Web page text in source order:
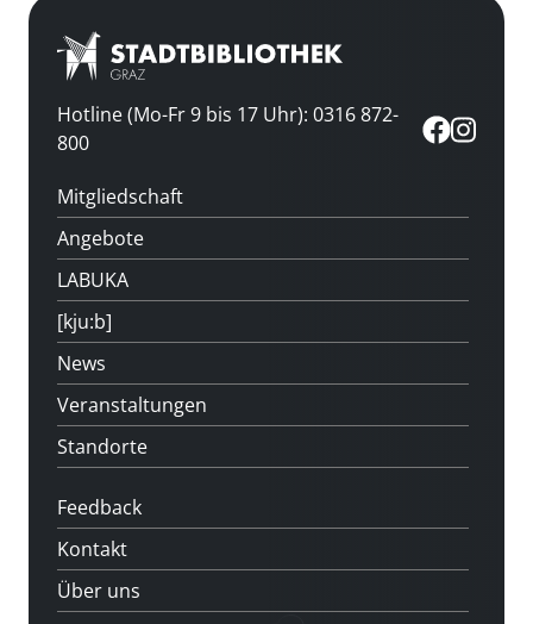
Hotline (Mo-Fr 9 bis 17 Uhr): 0316 872-
800
Mitgliedschaft
Angebote
LABUKA
[kju:b]
News
Veranstaltungen
Standorte
Feedback
Kontakt
Über uns